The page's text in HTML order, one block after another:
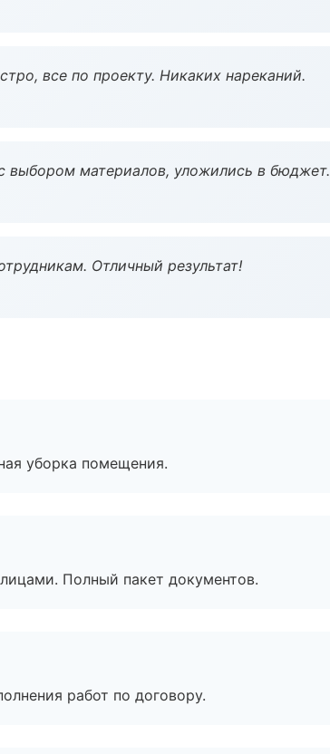
все по проекту. Никаких нареканий.
выбором материалов, уложились в бюджет.
Отличный результат!
уборка помещения.
Полный пакет документов.
работ по договору.